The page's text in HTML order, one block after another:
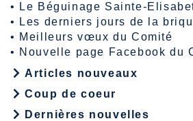
•
Le Béguinage Sainte-
•
Les derniers jours de la
• Meilleurs vœux du Comité
• Nouvelle page Facebook du
Articles nouveaux
Coup de coeur
Dernières nouvelles